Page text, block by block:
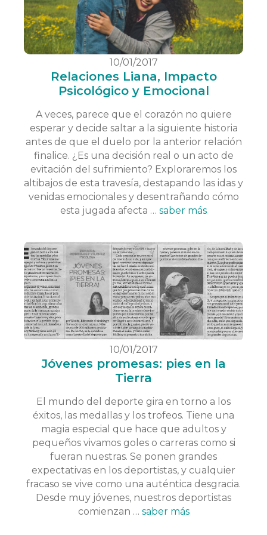
10/01/2017
Relaciones Liana, Impacto
Psicológico y Emocional
A veces, parece que el corazón no quiere
esperar y decide saltar a la siguiente historia
antes de que el duelo por la anterior relación
finalice. ¿Es una decisión real o un acto de
evitación del sufrimiento? Exploraremos los
altibajos de esta travesía, destapando las idas y
venidas emocionales y desentrañando cómo
esta jugada afecta … saber más
10/01/2017
Jóvenes promesas: pies en la
Tierra
El mundo del deporte gira en torno a los
éxitos, las medallas y los trofeos. Tiene una
magia especial que hace que adultos y
pequeños vivamos goles o carreras como si
fueran nuestras. Se ponen grandes
expectativas en los deportistas, y cualquier
fracaso se vive como una auténtica desgracia.
Desde muy jóvenes, nuestros deportistas
comienzan … saber más